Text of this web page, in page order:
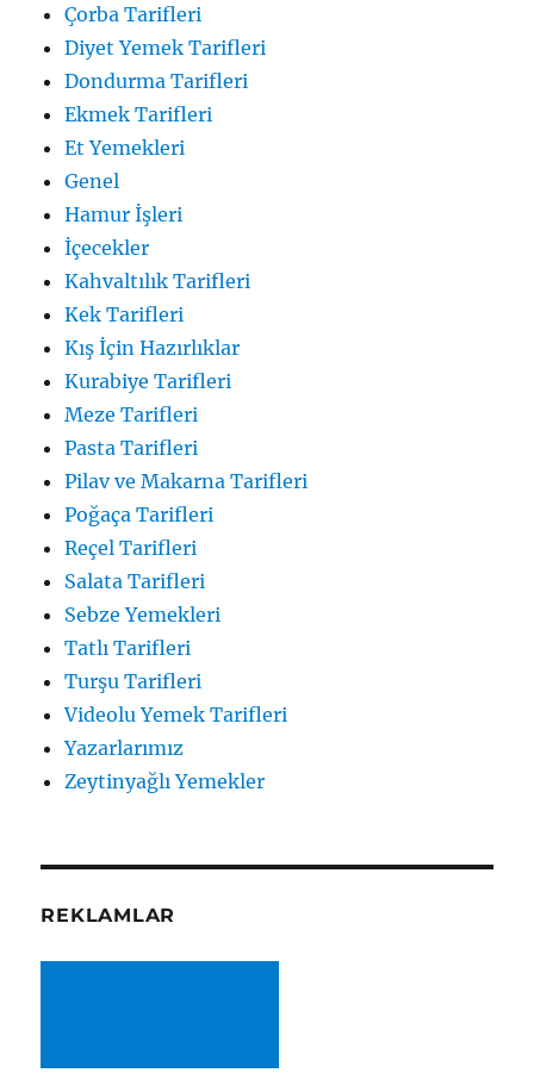
Çorba Tarifleri
Diyet Yemek Tarifleri
Dondurma Tarifleri
Ekmek Tarifleri
Et Yemekleri
Genel
Hamur İşleri
İçecekler
Kahvaltılık Tarifleri
Kek Tarifleri
Kış İçin Hazırlıklar
Kurabiye Tarifleri
Meze Tarifleri
Pasta Tarifleri
Pilav ve Makarna Tarifleri
Poğaça Tarifleri
Reçel Tarifleri
Salata Tarifleri
Sebze Yemekleri
Tatlı Tarifleri
Turşu Tarifleri
Videolu Yemek Tarifleri
Yazarlarımız
Zeytinyağlı Yemekler
REKLAMLAR